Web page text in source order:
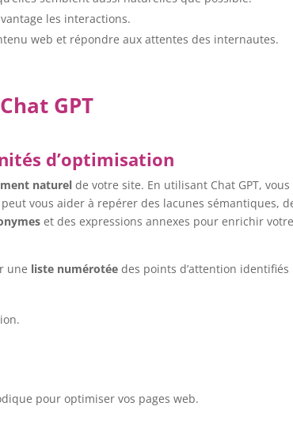
les interactions.
web et répondre aux attentes des internautes.
GPT
d’optimisation
naturel de votre site. En utilisant Chat GPT,
peut vous aider à repérer des lacunes sémantiques,
et des expressions annexes pour enrichir
une liste numérotée des points d’attention identifiés
pour optimiser vos pages web.